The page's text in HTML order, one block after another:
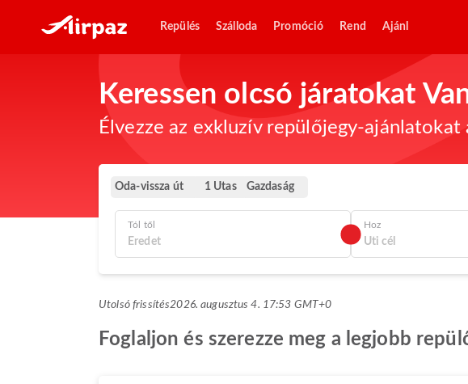
Repülés Szálloda Promóció Rend Ajánl
Keressen olcsó járatokat
Élvezze az exkluzív repülőjegy-
Oda-vissza út 1 Utas Gazdaság
Tól től Hoz
Utolsó frissítés2026. augusztus 4. 17:53 GMT+0
Foglaljon és szerezze meg a legjobb